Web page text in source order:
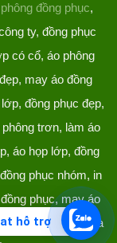
hỗ trợ
đồng phục,
ty, đồng phục
có cổ, áo phông
may áo đồng
đồng phục đẹp,
trơn, làm áo
áo họp lớp, đồng
phục nhóm, in
phục, may áo
phục, áo lớp hà